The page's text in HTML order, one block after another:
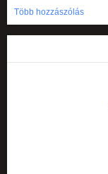
Több hozzászólás